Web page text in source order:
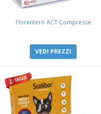
Florentero ACT Compresse
VEDI PREZZI